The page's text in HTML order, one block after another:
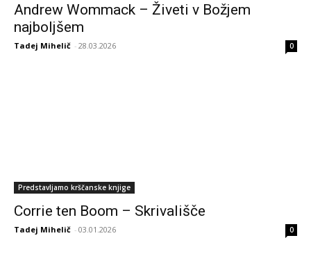
Andrew Wommack – Živeti v Božjem
najboljšem
Tadej Mihelič - 28.03.2026 0
Predstavljamo krščanske knjige
Corrie ten Boom – Skrivališče
Tadej Mihelič - 03.01.2026 0